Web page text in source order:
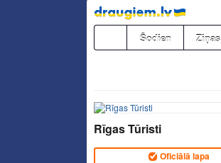
Pāriet
uz
saturu
Šodien Ziņas
Rīgas Tūristi
Oficiālā lapa